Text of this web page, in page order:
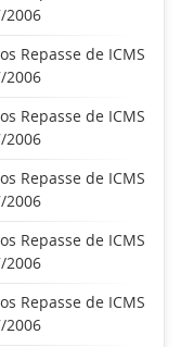
2006
Repasse de ICMS
2006
Repasse de ICMS
2006
Repasse de ICMS
2006
Repasse de ICMS
2006
Repasse de ICMS
2006